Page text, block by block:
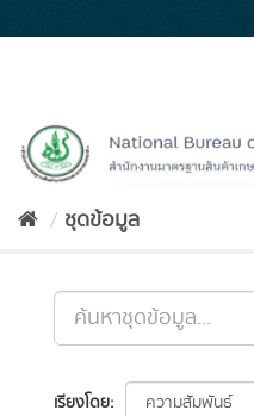
to
ชุดข้อมูล
เรียงโดย